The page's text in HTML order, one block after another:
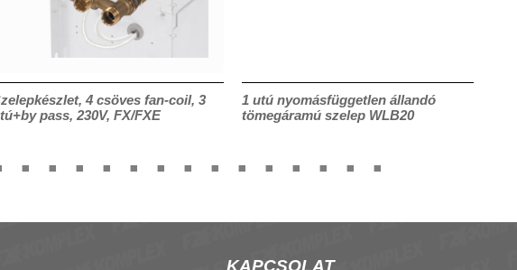
4 csöves fan-coil, 3
pass, 230V, FX/FXE
1 utú nyomásfüggetlen állandó
tömegáramú szelep WLB20
KAPCSOLAT